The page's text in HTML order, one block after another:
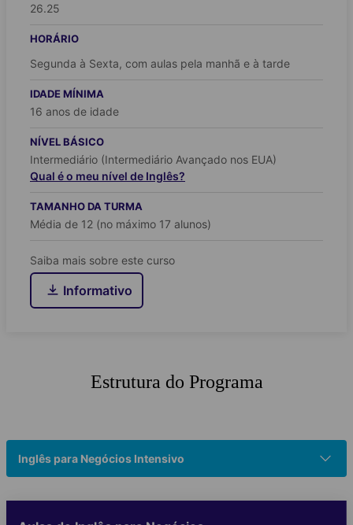
26.25
HORÁRIO
Segunda à Sexta, com aulas pela manhã e à tarde
IDADE MÍNIMA
16 anos de idade
NÍVEL BÁSICO
Intermediário (Intermediário Avançado nos EUA)
Qual é o meu nível de Inglês?
TAMANHO DA TURMA
Média de 12 (no máximo 17 alunos)
Saiba mais sobre este curso
Informativo
Estrutura do Programa
Inglês para Negócios Intensivo